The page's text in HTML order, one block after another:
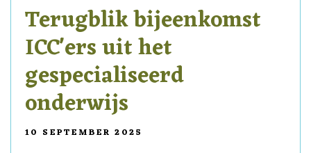
Terugblik bijeenkomst
ICC'ers uit het
gespecialiseerd
onderwijs
10 SEPTEMBER 2025